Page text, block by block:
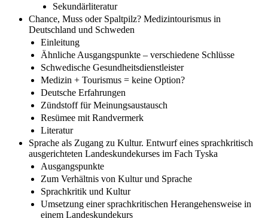
Sekundärliteratur
Chance, Muss oder Spaltpilz? Medizintourismus in
Deutschland und Schweden
Einleitung
Ähnliche Ausgangspunkte – verschiedene Schlüsse
Schwedische Gesundheitsdienstleister
Medizin + Tourismus = keine Option?
Deutsche Erfahrungen
Zündstoff für Meinungsaustausch
Resümee mit Randvermerk
Literatur
Sprache als Zugang zu Kultur. Entwurf eines sprachkritisch
ausgerichteten Landeskundekurses im Fach Tyska
Ausgangspunkte
Zum Verhältnis von Kultur und Sprache
Sprachkritik und Kultur
Umsetzung einer sprachkritischen Herangehensweise in
einem Landeskundekurs